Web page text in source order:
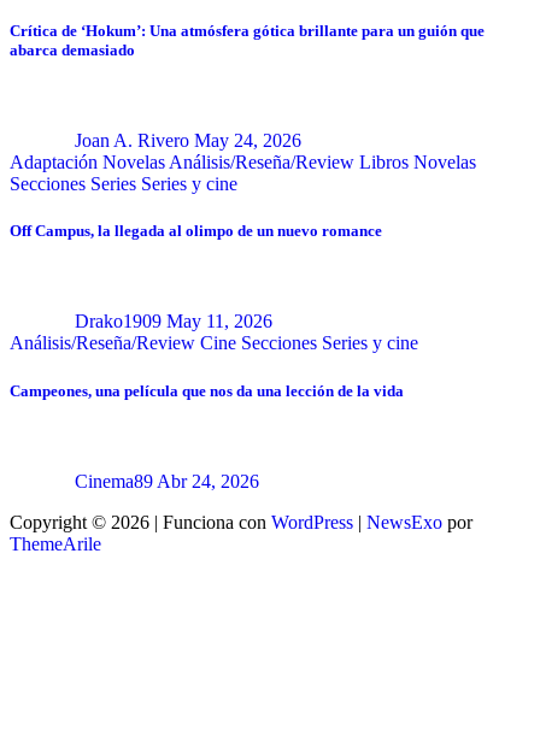
Crítica de ‘Hokum’: Una atmósfera gótica brillante para un guión que
abarca demasiado
Joan A. Rivero May 24, 2026
Adaptación Novelas Análisis/Reseña/Review Libros Novelas
Secciones Series Series y cine
Off Campus, la llegada al olimpo de un nuevo romance
Drako1909 May 11, 2026
Análisis/Reseña/Review Cine Secciones Series y cine
Campeones, una película que nos da una lección de la vida
Cinema89 Abr 24, 2026
Copyright © 2026 | Funciona con WordPress | NewsExo por
ThemeArile